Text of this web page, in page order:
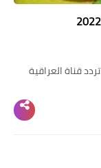
تردد قناة العراقية للكرتون على النايل سات 2022 تردد قناة العراقية